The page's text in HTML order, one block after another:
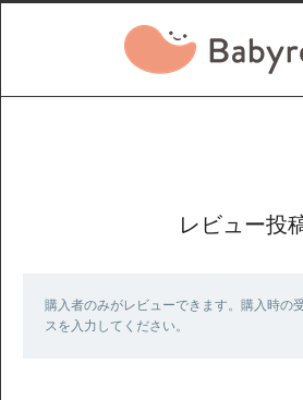
レビュー投
購入者のみがレビューできます。購入時の
スを入力してください。